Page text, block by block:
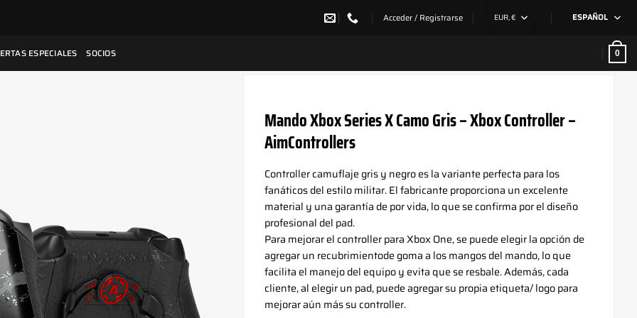
Acceder / Registrarse EUR, € ESPAÑOL
ESPECIALES SOCIOS 0
Mando Xbox Series X Camo Gris – Xbox Controller –
AimControllers
Controller camuflaje gris y negro es la variante perfecta para los
fanáticos del estilo militar. El fabricante proporciona un excelente
material y una garantía de por vida, lo que se confirma por el diseño
profesional del pad.
Para mejorar el controller para Xbox One, se puede elegir la opción de
agregar un recubrimientode goma a los mangos del mando, lo que
facilita el manejo del equipo y evita que se resbale. Además, cada
cliente, al elegir un pad, puede agregar su propia etiqueta/ logo para
mejorar aún más su controller.